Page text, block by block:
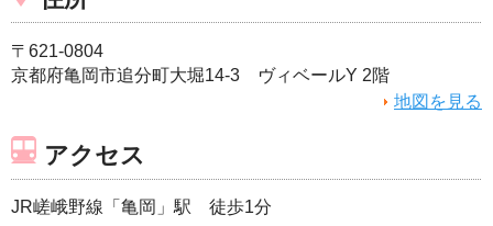
〒621-0804
京都府亀岡市追分町大堀14-3 ヴィベールY 2階
地図を見る
アクセス
JR嵯峨野線「亀岡」駅 徒歩1分